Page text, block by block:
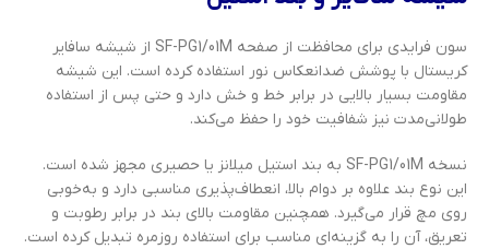
سون فرایدی برای محافظت از صفحه SF-PG1/01M از شیشه سافایر
کریستال با پوشش ضدانعکاس نور استفاده کرده است. این شیشه
مقاومت بسیار بالایی در برابر خط و خش دارد و حتی پس از استفاده
طولانی‌مدت نیز شفافیت خود را حفظ می‌کند.
نسخه SF-PG1/01M به بند استیل میلانز یا حصیری مجهز شده است.
این نوع بند علاوه بر دوام بالا، انعطاف‌پذیری مناسبی دارد و به‌خوبی
روی مچ قرار می‌گیرد. همچنین مقاومت بالای بند در برابر رطوبت و
تعریق، آن را به گزینه‌ای مناسب برای استفاده روزمره تبدیل کرده است.